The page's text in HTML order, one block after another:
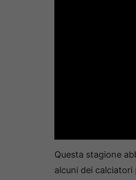
Questa stagione
alcuni dei calciatori